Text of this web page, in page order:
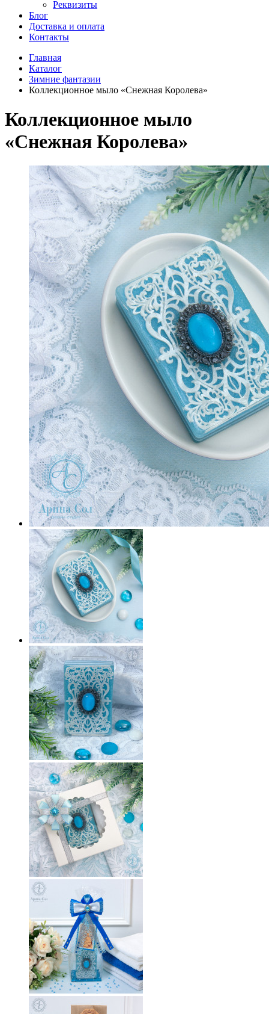
Реквизиты
Блог
Доставка и оплата
Контакты
Главная
Каталог
Зимние фантазии
Коллекционное мыло «Снежная Королева»
Коллекционное мыло
«Снежная Королева»